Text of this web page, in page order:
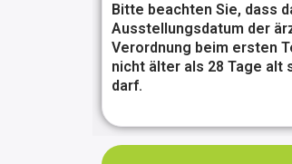
Bitte beachten Sie, dass
Ausstellungsdatum der
Verordnung beim ersten
nicht älter als 28 Tage alt
darf.